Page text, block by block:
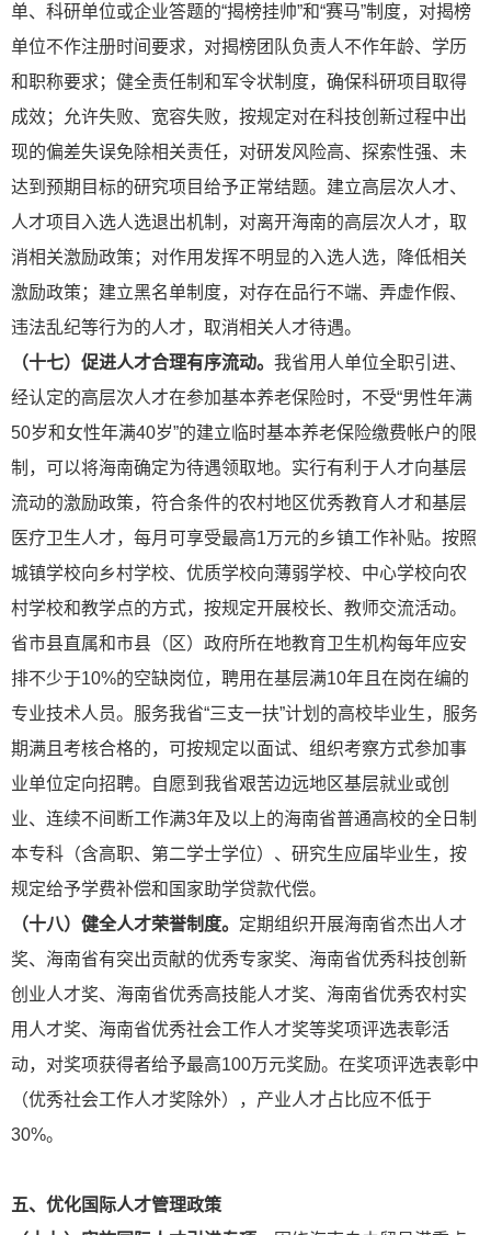
单、科研单位或企业答题的“揭榜挂帅”和“赛马”制度，对揭榜
单位不作注册时间要求，对揭榜团队负责人不作年龄、学历
和职称要求；健全责任制和军令状制度，确保科研项目取得
成效；允许失败、宽容失败，按规定对在科技创新过程中出
现的偏差失误免除相关责任，对研发风险高、探索性强、未
达到预期目标的研究项目给予正常结题。建立高层次人才、
人才项目入选人选退出机制，对离开海南的高层次人才，取
消相关激励政策；对作用发挥不明显的入选人选，降低相关
激励政策；建立黑名单制度，对存在品行不端、弄虚作假、
违法乱纪等行为的人才，取消相关人才待遇。
（十七）促进人才合理有序流动。 我省用人单位全职引进、
经认定的高层次人才在参加基本养老保险时，不受“男性年满
50岁和女性年满40岁”的建立临时基本养老保险缴费帐户的限
制，可以将海南确定为待遇领取地。实行有利于人才向基层
流动的激励政策，符合条件的农村地区优秀教育人才和基层
医疗卫生人才，每月可享受最高1万元的乡镇工作补贴。按照
城镇学校向乡村学校、优质学校向薄弱学校、中心学校向农
村学校和教学点的方式，按规定开展校长、教师交流活动。
省市县直属和市县（区）政府所在地教育卫生机构每年应安
排不少于10%的空缺岗位，聘用在基层满10年且在岗在编的
专业技术人员。服务我省“三支一扶”计划的高校毕业生，服务
期满且考核合格的，可按规定以面试、组织考察方式参加事
业单位定向招聘。自愿到我省艰苦边远地区基层就业或创
业、连续不间断工作满3年及以上的海南省普通高校的全日制
本专科（含高职、第二学士学位）、研究生应届毕业生，按
规定给予学费补偿和国家助学贷款代偿。
（十八）健全人才荣誉制度。 定期组织开展海南省杰出人才
奖、海南省有突出贡献的优秀专家奖、海南省优秀科技创新
创业人才奖、海南省优秀高技能人才奖、海南省优秀农村实
用人才奖、海南省优秀社会工作人才奖等奖项评选表彰活
动，对奖项获得者给予最高100万元奖励。在奖项评选表彰中
（优秀社会工作人才奖除外），产业人才占比应不低于
30%。
五、优化国际人才管理政策